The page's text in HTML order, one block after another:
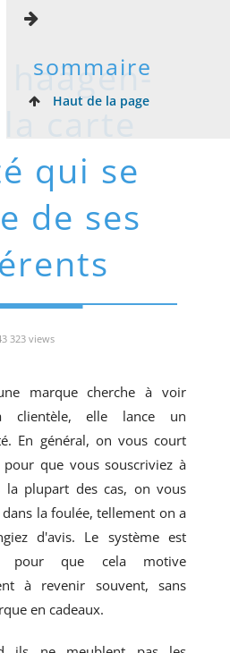
carte
qui se
de ses
sommaire
Haut de la page
323 views
marque cherche à voir
clientèle, elle lance un
En général, on vous court
que vous souscriviez à
la plupart des cas, on vous
la foulée, tellement on a
d'avis. Le système est
pour que cela motive
à revenir souvent, sans
en cadeaux.